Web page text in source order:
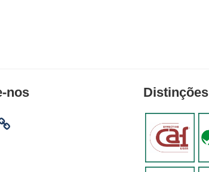
nos Distinções